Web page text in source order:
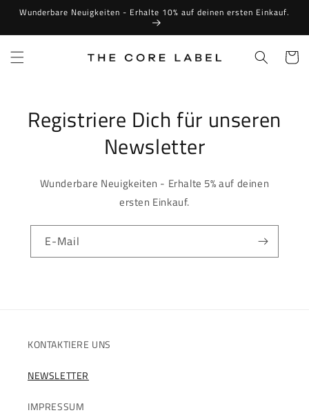
zum
Wunderbare Neuigkeiten - Erhalte 10% auf deinen ersten Einkauf.
Registriere Dich für unseren
Newsletter
Wunderbare Neuigkeiten - Erhalte 5% auf deinen
ersten Einkauf.
E-Mail
KONTAKTIERE UNS
NEWSLETTER
IMPRESSUM